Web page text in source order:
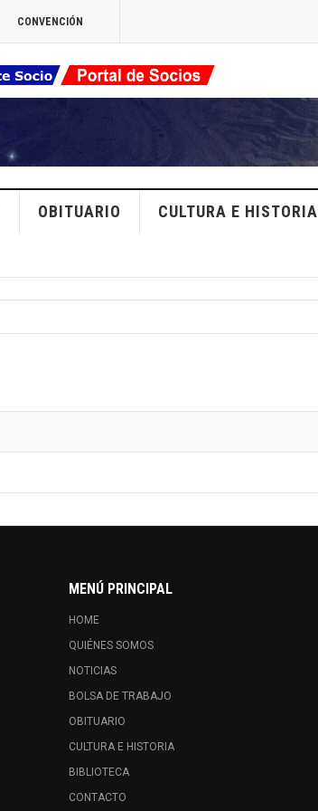
CONVENCIÓN
OBITUARIO CULTURA E HISTORIA
MENÚ PRINCIPAL
HOME
QUIÉNES SOMOS
NOTICIAS
BOLSA DE TRABAJO
OBITUARIO
CULTURA E HISTORIA
BIBLIOTECA
CONTACTO